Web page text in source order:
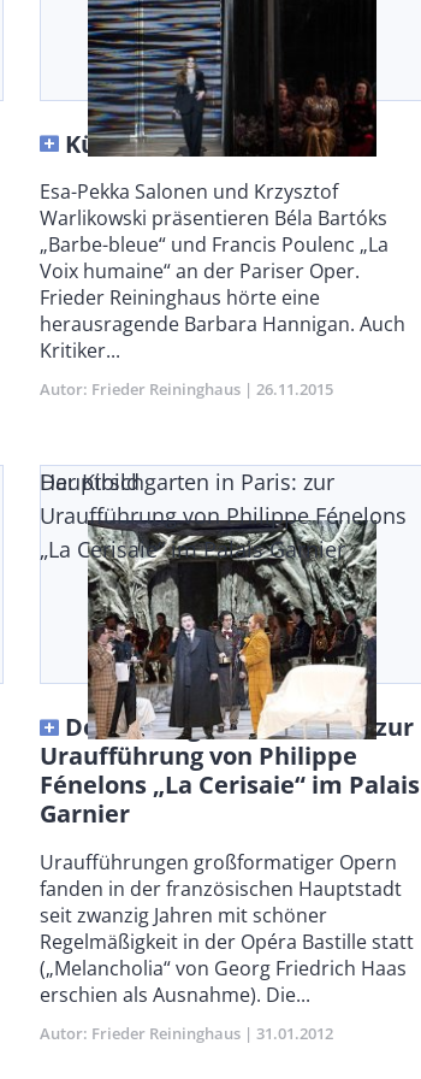
Kühl und bestechend
Body
Esa-Pekka Salonen und Krzysztof
Warlikowski präsentieren Béla Bartóks
„Barbe-bleue“ und Francis Poulenc „La
Voix humaine“ an der Pariser Oper.
Frieder Reininghaus hörte eine
herausragende Barbara Hannigan. Auch
Kritiker...
Autor Frieder Reininghaus Publikationsdatum
26.11.2015
Der Kirschgarten in Paris: zur
Uraufführung von Philippe Fénelons
„La Cerisaie“ im Palais Garnier
Hauptbild
Der Kirschgarten in Paris: zur
Uraufführung von Philippe
Fénelons „La Cerisaie“ im Palais
Garnier
Body
Uraufführungen großformatiger Opern
fanden in der französischen Hauptstadt
seit zwanzig Jahren mit schöner
Regelmäßigkeit in der Opéra Bastille statt
(„Melancholia“ von Georg Friedrich Haas
erschien als Ausnahme). Die...
Autor Frieder Reininghaus Publikationsdatum
31.01.2012